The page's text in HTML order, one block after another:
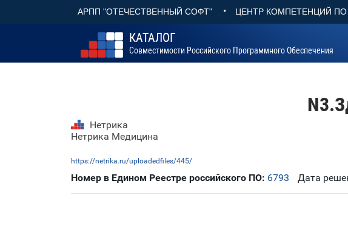
АРПП "ОТЕЧЕСТВЕННЫЙ СОФТ" • ЦЕНТР КОМПЕТЕНЦИЙ
КАТАЛОГ
Совместимости Российского Программного Обеспечения
Нетрика
Нетрика Медицина
https://netrika.ru/uploadedfiles/445/
Номер в Едином Реестре российского ПО: 6793 Дата